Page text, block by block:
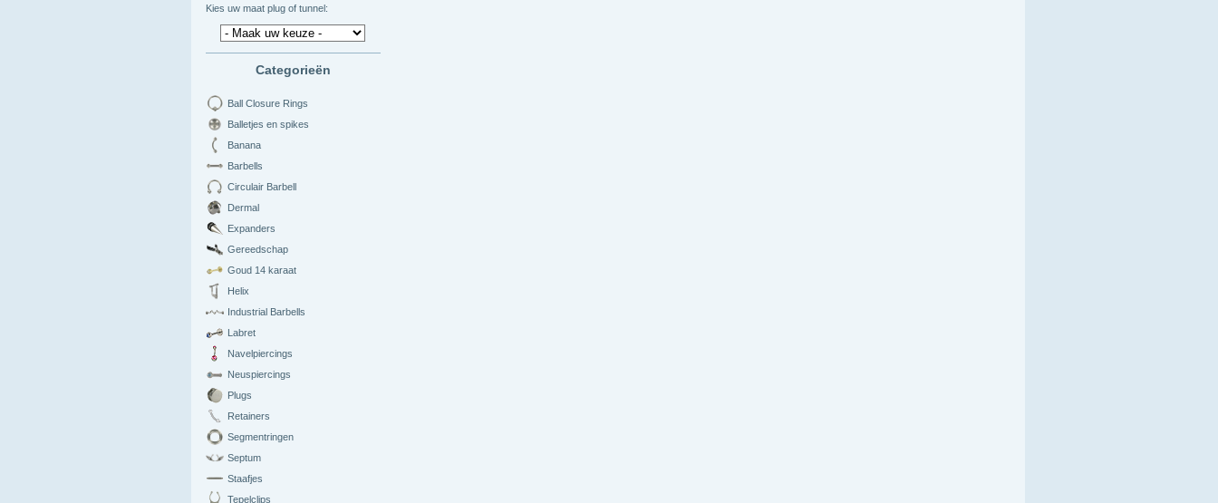
Kies uw maat plug of tunnel:
Categorieën
Ball Closure Rings
Balletjes en spikes
Banana
Barbells
Circulair Barbell
Dermal
Expanders
Gereedschap
Goud 14 karaat
Helix
Industrial Barbells
Labret
Navelpiercings
Neuspiercings
Plugs
Retainers
Segmentringen
Septum
Staafjes
Tepelclips